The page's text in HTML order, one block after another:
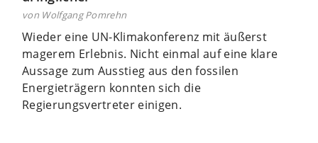
von Wolfgang Pomrehn
Wieder eine UN-Klimakonferenz mit äußerst
magerem Erlebnis. Nicht einmal auf eine klare
Aussage zum Ausstieg aus den fossilen
Energieträgern konnten sich die
Regierungsvertreter einigen.